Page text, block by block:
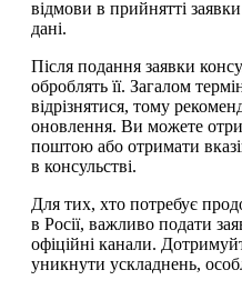
відмови в прийнятті
дані.
Після подання заявки
оброблять її. Загалом
відрізнятися, тому
оновлення. Ви можете
поштою або отримати
в консульстві.
Для тих, хто потребує
в Росії, важливо подати
офіційні канали.
уникнути ускладнень,